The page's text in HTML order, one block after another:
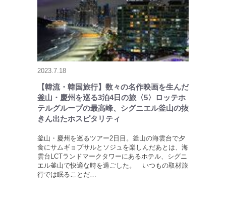
2023.7.18
【韓流・韓国旅行】数々の名作映画を生んだ
釜山・慶州を巡る3泊4日の旅〈5〉ロッテホ
テルグループの最高峰、シグニエル釜山の抜
きん出たホスピタリティ
釜山・慶州を巡るツアー2日目。釜山の海雲台で夕
食にサムギョプサルとソジュを楽しんだあとは、海
雲台LCTランドマークタワーにあるホテル、シグニ
エル釜山で快適な時を過ごした。 いつもの取材旅
行では眠ることだ…